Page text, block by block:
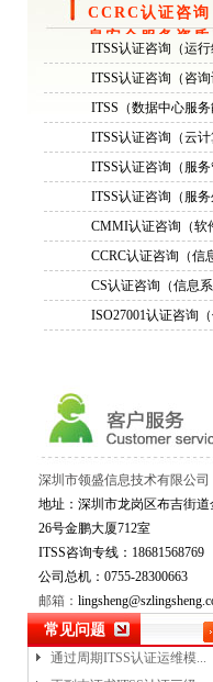
CCRC认证咨询
息安全服务资质
ITSS认证咨询（运
服务能力成熟度模型
ITSS认证咨询（咨
服务能力成熟度模型
ITSS（数据中心服务
成熟度模型）认证咨
ITSS认证咨询（云计
务能力模型）
ITSS认证咨询（服
标准）
ITSS认证咨询（服
标准）
CMMI认证咨询（软
发能力成熟度模型评
CCRC认证咨询（信
服务资质）
CS认证咨询（信息
设与服务模型评估）
ISO27001认证咨询
深圳市领盛信息技术有限公司
地址：深圳市龙岗区布吉街道
26号金鹏大厦712室
ITSS咨询专线：18681568769
公司总机：0755-28300663
邮箱：
常见问题
ITSS认证资质成熟度等级...
通过周期ITSS认证运维模...
正副本证书ITSS认证三级...
ITSS认证证书换换证！
ITSS认证证书升级ITS...
ITSS认证资质整改和降级...
ITSS认证资质成熟度等级...
通过周期ITSS认证运维模...
正副本证书ITSS认证三级...